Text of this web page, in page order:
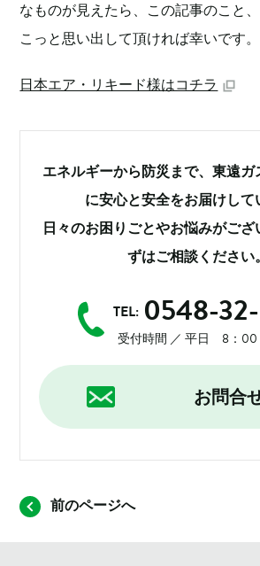
なものが見えたら、この記事のこと
こっと思い出して頂ければ幸いです。
日本エア・リキード様はコチラ
エネルギーから防災まで、東遠ガ
に安心と安全をお届けして
日々のお困りごとやお悩みがござ
ずはご相談ください
TEL: 0548-
受付時間 ／ 平日 8：00
お問合
前のページへ